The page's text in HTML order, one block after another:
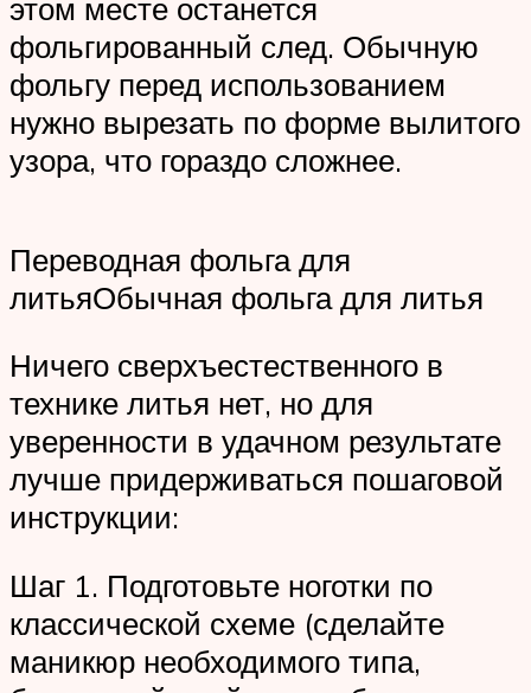
этом месте останется
фольгированный след. Обычную
фольгу перед использованием
нужно вырезать по форме вылитого
узора, что гораздо сложнее.
Переводная фольга для
литьяОбычная фольга для литья
Ничего сверхъестественного в
технике литья нет, но для
уверенности в удачном результате
лучше придерживаться пошаговой
инструкции:
Шаг 1. Подготовьте ноготки по
классической схеме (сделайте
маникюр необходимого типа,